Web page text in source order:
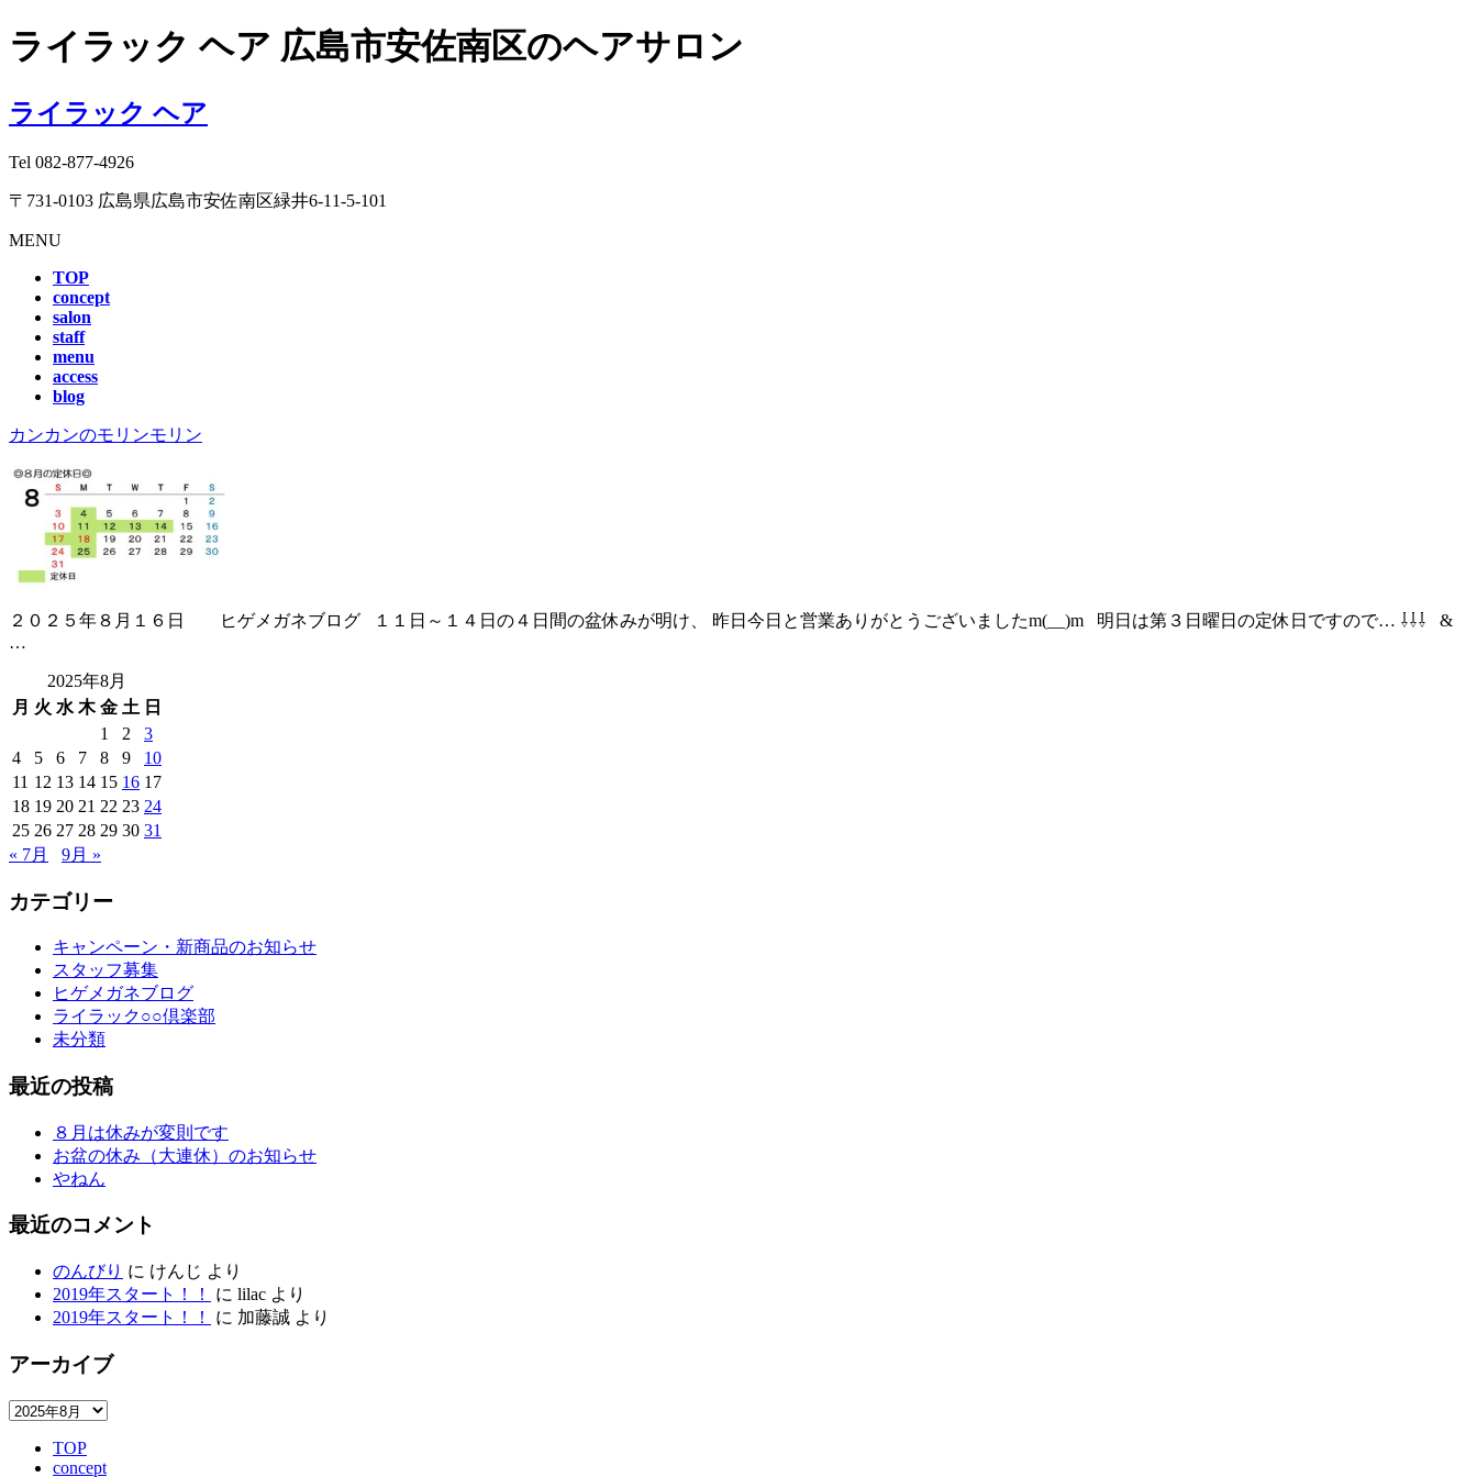
ライラック ヘア 広島市安佐南区のヘアサロン
ライラック ヘア
Tel 082-877-4926
〒731-0103 広島県広島市安佐南区緑井6-11-5-101
MENU
TOP
concept
salon
staff
menu
access
blog
カンカンのモリンモリン
２０２５年８月１６日 ヒゲメガネブログ １１日～１４日の４日間の盆休みが明け、 昨日今日と営業ありがとうございましたm(__)m 明日は第３日曜日の定休日ですので… ⇩⇩⇩ &
…
2025年8月
月 火 水 木 金 土 日
1
2
3
4
5 6 7 8 9
10
11 12 13 14 15 16 17
18 19 20 21 22 23 24
25 26 27 28 29 30 31
« 7月
9月 »
カテゴリー
キャンペーン・新商品のお知らせ
スタッフ募集
ヒゲメガネブログ
ライラック○○倶楽部
未分類
最近の投稿
８月は休みが変則です
お盆の休み（大連休）のお知らせ
やねん
最近のコメント
のんびり に けんじ より
2019年スタート！！
に lilac より
2019年スタート！！
に 加藤誠 より
アーカイブ
ア
TOP
concept